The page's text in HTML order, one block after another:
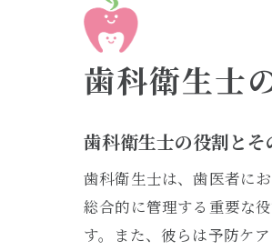
歯科衛生士
歯科衛生士の役割とそ
歯科衛生士は、歯医者に
総合的に管理する重要な
す。また、彼らは予防ケ